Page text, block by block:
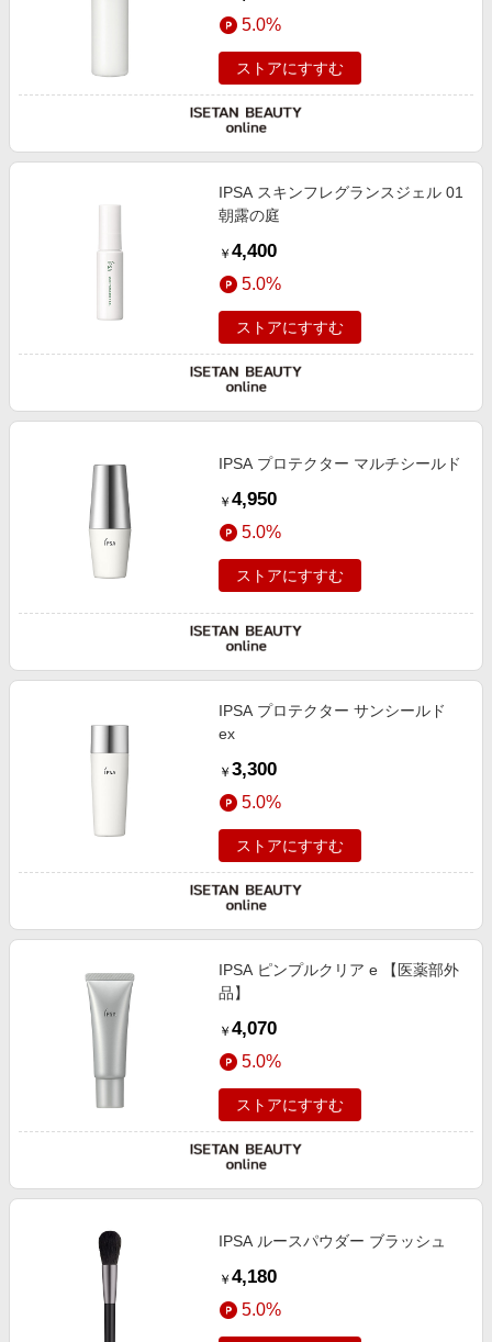
5.0%
ストアにすすむ
IPSA スキンフレグランスジェル 01
朝露の庭
￥ 4,400
5.0%
ストアにすすむ
IPSA プロテクター マルチシールド
￥ 4,950
5.0%
ストアにすすむ
IPSA プロテクター サンシールド
ex
￥ 3,300
5.0%
ストアにすすむ
IPSA ピンプルクリア e 【医薬部外
品】
￥ 4,070
5.0%
ストアにすすむ
IPSA ルースパウダー ブラッシュ
￥ 4,180
5.0%